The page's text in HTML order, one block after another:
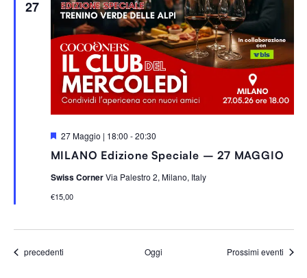
27
MILANO Edizione Speciale – 27 MAGGIO
S
g
a
a
27 Maggio | 18:00 -20:30
Swiss CornerVia Palestro 2, Milano, Italy
€15,00
Eventi
precedenti Oggi Prossimi eventi